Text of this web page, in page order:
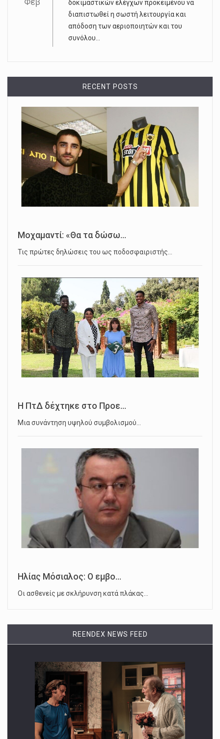
δοκιμαστικών ελέγχων προκειμένου να
διαπιστωθεί η σωστή λειτουργία και
απόδοση των αεριοποιητών και του
συνόλου...
RECENT POSTS
Μοχαμαντί: «Θα τα δώσω...
Τις πρώτες δηλώσεις του ως ποδοσφαιριστής…
Η ΠτΔ δέχτηκε στο Προε...
Μια συνάντηση υψηλού συμβολισμού…
Ηλίας Μόσιαλος: Ο εμβο...
Οι ασθενείς με σκλήρυνση κατά πλάκας…
REENDEX NEWS FEED